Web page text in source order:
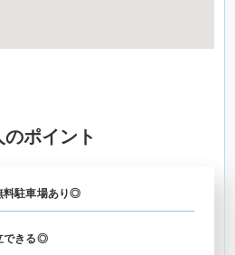
のポイント
料駐車場あり◎
できる◎